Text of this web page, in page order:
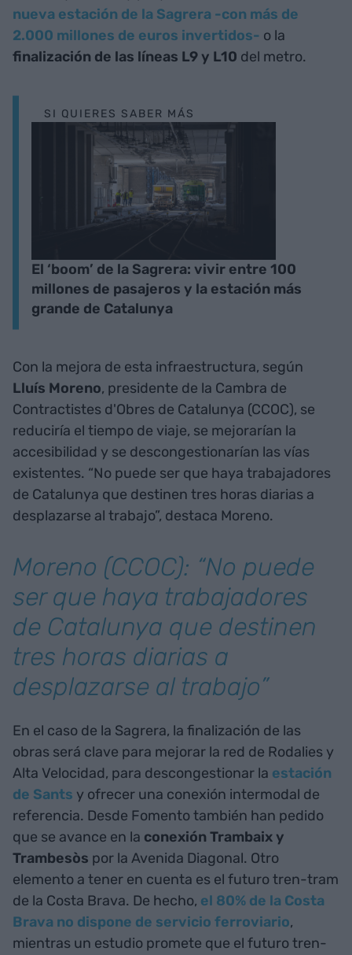
nueva estación de la Sagrera -con más de
2.000 millones de euros invertidos- o la
finalización de las líneas L9 y L10 del metro.
SI QUIERES SABER MÁS
El ‘boom’ de la Sagrera: vivir entre 100
millones de pasajeros y la estación más
grande de Catalunya
Con la mejora de esta infraestructura, según
Lluís Moreno, presidente de la Cambra de
Contractistes d'Obres de Catalunya (CCOC), se
reduciría el tiempo de viaje, se mejorarían la
accesibilidad y se descongestionarían las vías
existentes. “No puede ser que haya trabajadores
de Catalunya que destinen tres horas diarias a
desplazarse al trabajo”, destaca Moreno.
Moreno (CCOC): “No puede
ser que haya trabajadores
de Catalunya que destinen
tres horas diarias a
desplazarse al trabajo”
En el caso de la Sagrera, la finalización de las
obras será clave para mejorar la red de Rodalies y
Alta Velocidad, para descongestionar la estación
de Sants y ofrecer una conexión intermodal de
referencia. Desde Fomento también han pedido
que se avance en la conexión Trambaix y
Trambesòs por la Avenida Diagonal. Otro
elemento a tener en cuenta es el futuro tren-tram
de la Costa Brava. De hecho, el 80% de la Costa
Brava no dispone de servicio ferroviario,
mientras un estudio promete que el futuro tren-